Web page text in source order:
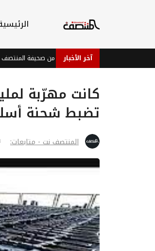
آخر الأخبارالعدد 1027 من صحيفة المنتصف
كانت مهرّبة
تضبط شحنة
المنتصف نت - متابعات: